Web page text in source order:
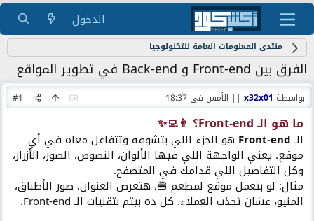
الدخول
منتدى المعلومات العامة للتكنولوجيا
الفرق بين Front-end و Back-end في تطوير المواقع
بواسطة x32x01
|| الأمس في 18:37 #1
ما هو الـ Front-end؟ 👨‍💻✨​
الـ Front-end هو الجزء اللي بتشوفه وتتفاعل معاه في أي
موقع. يعني الواجهة اللي فيها الألوان، النصوص، الصور، الأزرار،
وكل التفاصيل اللي قدامك في المتصفح.
مثال: لو بتعمل موقع لمطعم 🍔، هتعرض العنوان، صور الأطباق،
المنيو، عشان تجذب العملاء. كل ده بيتم بتقنيات الـ Front-end.